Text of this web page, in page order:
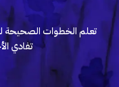
تعلم الخطوات الصحيحة
تفادي